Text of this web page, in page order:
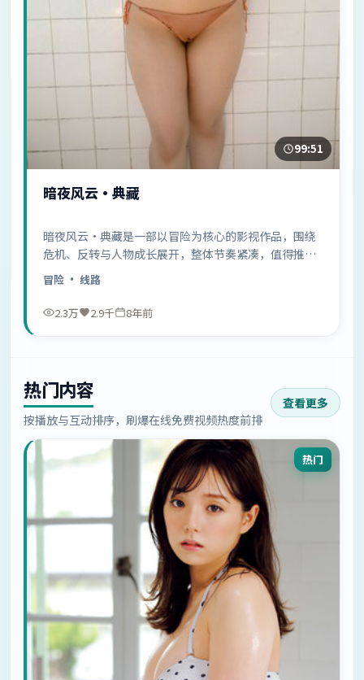
99:51
暗夜风云·典藏
暗夜风云·典藏是一部以冒险为核心的影视作品，围绕
危机、反转与人物成长展开，整体节奏紧凑，值得推荐
观看。
冒险 · 线路
2.3万 2.9千 8年前
热门内容
按播放与互动排序，刷爆在线免费视频热度前排
查看更多
热门